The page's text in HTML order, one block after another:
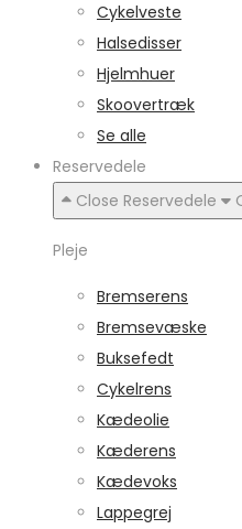
Cykelveste
Halsedisser
Hjelmhuer
Skoovertræk
Se alle
Reservedele
Close Reservedele
Pleje
Bremserens
Bremsevæske
Buksefedt
Cykelrens
Kædeolie
Kæderens
Kædevoks
Lappegrej